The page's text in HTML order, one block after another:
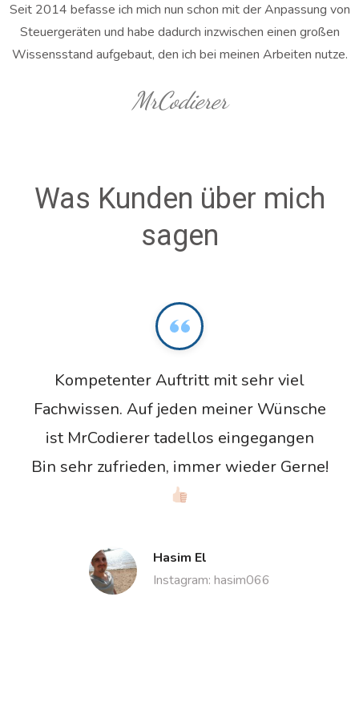
Seit 2014 befasse ich mich nun schon mit der Anpassung von
Steuergeräten und habe dadurch inzwischen einen großen
Wissensstand aufgebaut, den ich bei meinen Arbeiten nutze.
MrCodierer
Was Kunden über mich
sagen
Hasim El
Instagram: hasim066
Kompetenter Auftritt mit sehr viel
Fachwissen. Auf jeden meiner Wünsche
ist MrCodierer tadellos eingegangen
Bin sehr zufrieden, immer wieder Gerne!